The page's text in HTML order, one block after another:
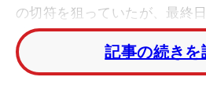
の切符を狙っていたが、最終
差という状況に追い込まれた
記事の続きを